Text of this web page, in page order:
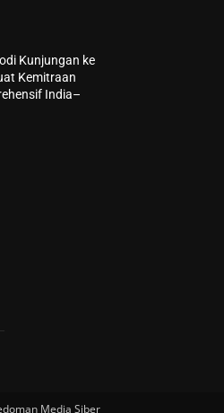
Kunjungan ke
Kemitraan
India–
Media Siber